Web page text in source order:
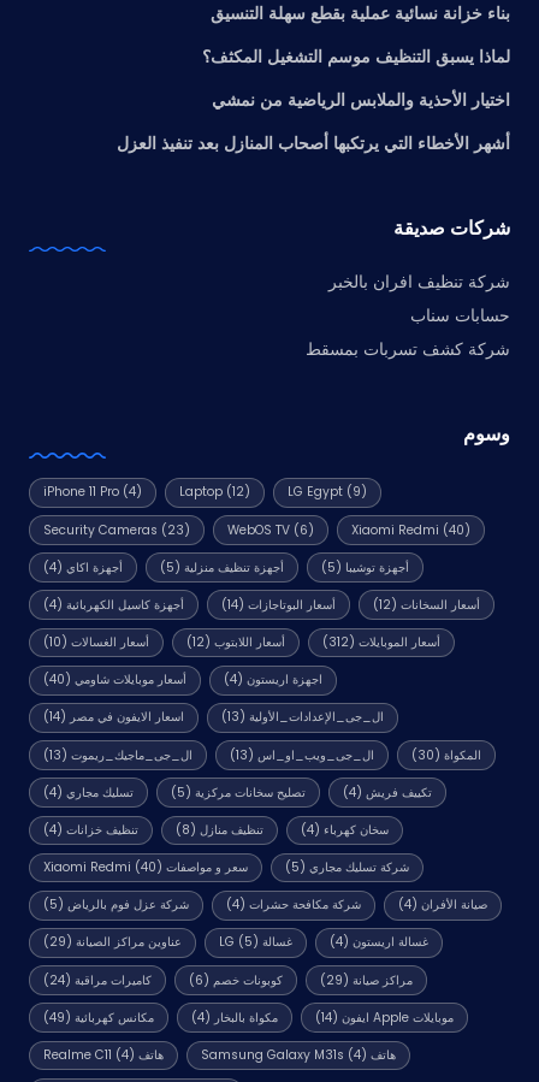
بناء خزانة نسائية عملية بقطع سهلة التنسيق
لماذا يسبق التنظيف موسم التشغيل المكثف؟
اختيار الأحذية والملابس الرياضية من نمشي
أشهر الأخطاء التي يرتكبها أصحاب المنازل بعد تنفيذ العزل
شركات صديقة
شركة تنظيف افران بالخبر
حسابات سناب
شركة كشف تسربات بمسقط
وسوم
iPhone 11 Pro (4) Laptop(12) LG Egypt(9)
Security Cameras (23) WebOS TV(6) Xiaomi Redmi (40)
أجهزة اكاي(4) أجهزة تنظيف منزلية (5) أجهزة توشيبا (5)
أجهزة كاسيل الكهربائية(4) أسعار البوتاجازات (14) أسعار السخانات (12)
أسعار الغسالات(10) أسعار اللابتوب (12) أسعار الموبايلات (312)
أسعار موبايلات شاومي(40) اجهزة اريستون (4)
اسعار الايفون في مصر (14) ال_جى_الإعدادات_الأولية (13)
ال_جى_ماجيك_ريموت(13) ال_جى_ويب_او_اس (13) المكواة (30)
تسليك مجاري(4) تصليح سخانات مركزية (5) تكييف فريش (4)
تنظيف خزانات(4) تنظيف منازل (8) سخان كهرباء (4)
سعر و مواصفات Xiaomi Redmi (40) شركة تسليك مجاري (5)
شركة عزل فوم بالرياض(5) شركة مكافحة حشرات (4) صيانة الأفران (4)
عناوين مراكز الصيانة(29) غسالة LG (5) غسالة اريستون (4)
كاميرات مراقبة(24) كوبونات خصم (6) مراكز صيانة (29)
مكانس كهربائية(49) مكواة بالبخار (4) موبايلات Apple ايفون (14)
هاتف Realme C11 (4) هاتف Samsung Galaxy M31s (4)